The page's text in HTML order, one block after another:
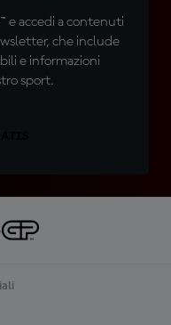
e accedi a contenuti
che include
e informazioni
sport.